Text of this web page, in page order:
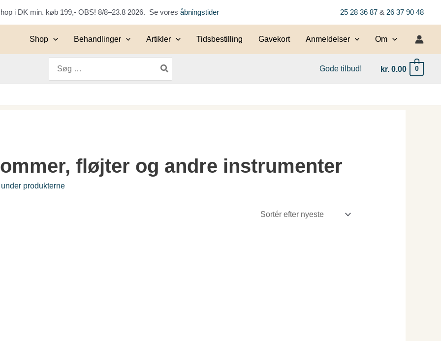
i DK min. køb 199,- OBS! 8/8–23.8 2026. Se vores åbningstider 25 28 36 87 & 26 37 90 48
Shop Behandlinger Artikler Tidsbestilling Gavekort Anmeldelser Om
efter:
Gode tilbud! kr. 0.00 0
fløjter og andre instrumenter
under produkterne